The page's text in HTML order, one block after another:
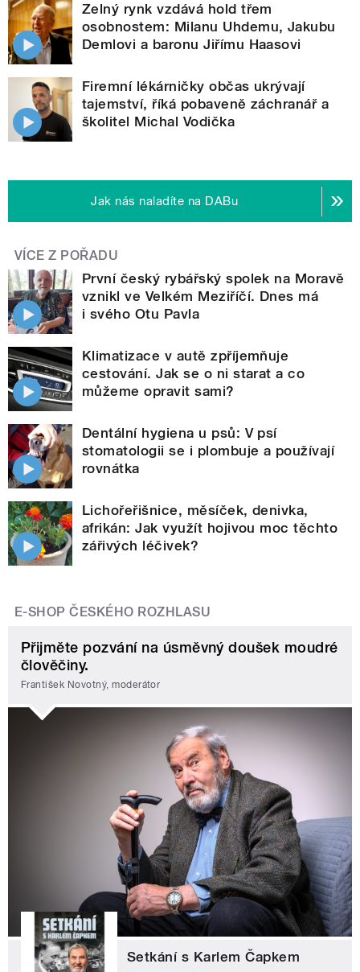
Zelný rynk vzdává hold třem
osobnostem: Milanu Uhdemu, Jakubu
Demlovi a baronu Jiřímu Haasovi
Firemní lékárničky občas ukrývají
tajemství, říká pobaveně záchranář a
školitel Michal Vodička
Jak nás naladíte na DABu
VÍCE Z POŘADU
První český rybářský spolek na Moravě
vznikl ve Velkém Meziříčí. Dnes má
i svého Otu Pavla
Klimatizace v autě zpříjemňuje
cestování. Jak se o ni starat a co
můžeme opravit sami?
Dentální hygiena u psů: V psí
stomatologii se i plombuje a používají
rovnátka
Lichořeřišnice, měsíček, denivka,
afrikán: Jak využít hojivou moc těchto
zářivých léčivek?
E-SHOP ČESKÉHO ROZHLASU
Přijměte pozvání na úsměvný doušek moudré
člověčiny.
František Novotný, moderátor
Setkání s Karlem Čapkem